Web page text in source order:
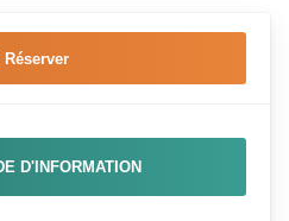
Réserver
D'INFORMATION